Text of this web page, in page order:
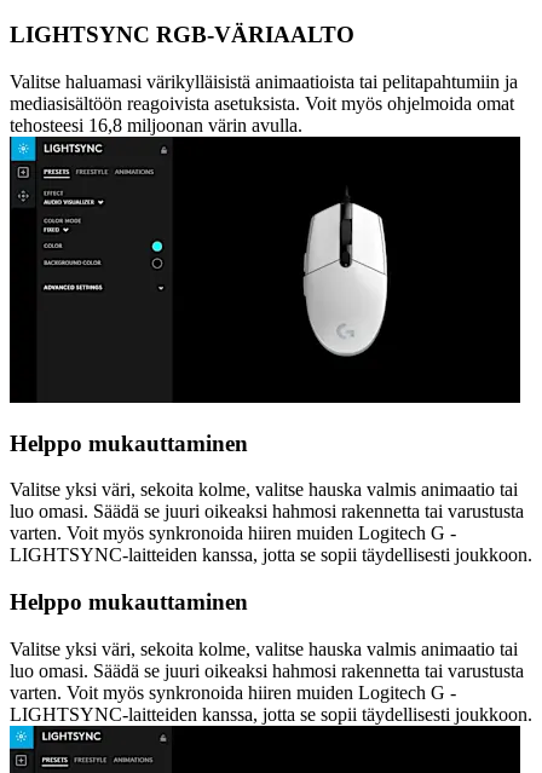
LIGHTSYNC RGB-VÄRIAALTO
Valitse haluamasi värikylläisistä animaatioista tai pelitapahtumiin ja
mediasisältöön reagoivista asetuksista. Voit myös ohjelmoida omat
tehosteesi 16,8 miljoonan värin avulla.
Helppo mukauttaminen
Valitse yksi väri, sekoita kolme, valitse hauska valmis animaatio tai
luo omasi. Säädä se juuri oikeaksi hahmosi rakennetta tai varustusta
varten. Voit myös synkronoida hiiren muiden Logitech G -
LIGHTSYNC-laitteiden kanssa, jotta se sopii täydellisesti joukkoon.
Helppo mukauttaminen
Valitse yksi väri, sekoita kolme, valitse hauska valmis animaatio tai
luo omasi. Säädä se juuri oikeaksi hahmosi rakennetta tai varustusta
varten. Voit myös synkronoida hiiren muiden Logitech G -
LIGHTSYNC-laitteiden kanssa, jotta se sopii täydellisesti joukkoon.